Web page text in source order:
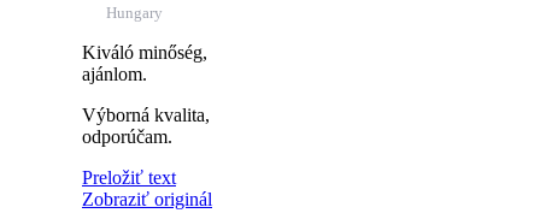
Hungary
Kiváló minőség,
ajánlom.
Výborná kvalita,
odporúčam.
Preložiť text
Zobraziť originál